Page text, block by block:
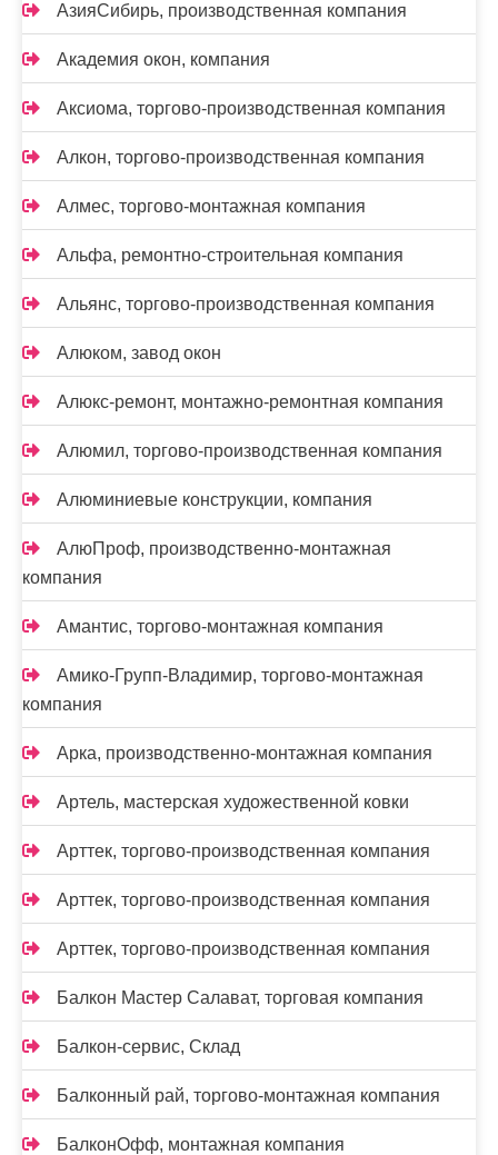
АзияСибирь, производственная компания
Академия окон, компания
Аксиома, торгово-производственная компания
Алкон, торгово-производственная компания
Алмес, торгово-монтажная компания
Альфа, ремонтно-строительная компания
Альянс, торгово-производственная компания
Алюком, завод окон
Алюкс-ремонт, монтажно-ремонтная компания
Алюмил, торгово-производственная компания
Алюминиевые конструкции, компания
АлюПроф, производственно-монтажная
компания
Амантис, торгово-монтажная компания
Амико-Групп-Владимир, торгово-монтажная
компания
Арка, производственно-монтажная компания
Артель, мастерская художественной ковки
Арттек, торгово-производственная компания
Арттек, торгово-производственная компания
Арттек, торгово-производственная компания
Балкон Мастер Салават, торговая компания
Балкон-сервис, Склад
Балконный рай, торгово-монтажная компания
БалконОфф, монтажная компания